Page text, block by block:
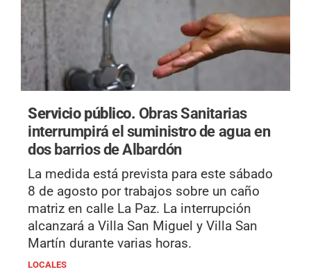
Servicio público. Obras Sanitarias
interrumpirá el suministro de agua en
dos barrios de Albardón
La medida está prevista para este sábado
8 de agosto por trabajos sobre un caño
matriz en calle La Paz. La interrupción
alcanzará a Villa San Miguel y Villa San
Martín durante varias horas.
LOCALES